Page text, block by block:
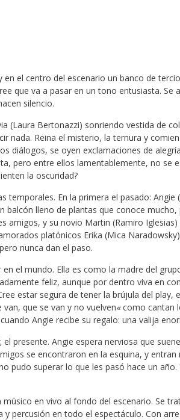
en el centro del escenario un banco de
que va a pasar en un tono entusiasta. Se
silencio.
(Laura Bertonazzi) sonriendo vestida de
nada. Reina el misterio, la ternura y
diálogos, se oyen exclamaciones de
pero entre ellos lamentablemente, no se
la oscuridad?
temporales. En la primera el pasado:
balcón lleno de plantas que conoce mucho,
amigos, y su novio Martin (Ramiro
platónicos Erika (Mica
nunca dan el paso.
el mundo. Ella es como la madre del
feliz, aunque por dentro viva en
estar segura de tener la brújula del
van, que se van y no vuelven«como cantan
Angie recibe su regalo: una valija
el presente. Angie espera nerviosa que
se encontraron en la esquina, y
pudo superar lo que les pasó hace un
en vivo al fondo del escenario. Se
percusión en todo el espectáculo. Con